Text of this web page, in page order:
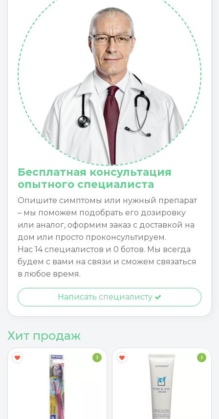
Бесплатная консультация
опытного специалиста
Опишите симптомы или нужный препарат
– мы поможем подобрать его дозировку
или аналог, оформим заказ с доставкой на
дом или просто проконсультируем.
Нас 14 специалистов и 0 ботов. Мы всегда
будем с вами на связи и сможем связаться
в любое время.
Написать специалисту
Хит продаж